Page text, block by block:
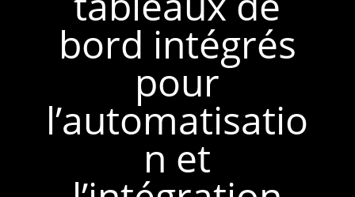
bord intégrés
pour
l’automatisatio
n et